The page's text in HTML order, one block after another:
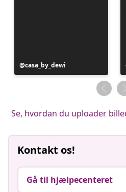
Opslag
offentliggjort
casa_by_dewi
Se, hvordan du uploader
Kontakt os!
Gå til hjælpecenteret